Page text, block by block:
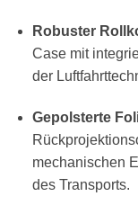
Robuster
Case mit
der
Gepolsterte
mechanischen
des Transports.